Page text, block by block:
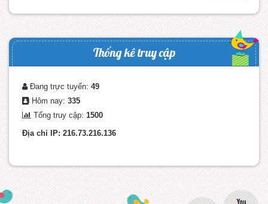
Thống kê truy cập
Đang trực tuyến: 49
Hôm nay: 335
Tổng truy cập: 1500
Địa chỉ IP: 216.73.216.136